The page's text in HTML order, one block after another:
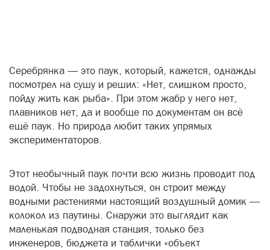
Серебрянка — это паук, который, кажется, однажды
посмотрел на сушу и решил: «Нет, слишком просто,
пойду жить как рыба». При этом жабр у него нет,
плавников нет, да и вообще по документам он всё
ещё паук. Но природа любит таких упрямых
экспериментаторов.
Этот необычный паук почти всю жизнь проводит под
водой. Чтобы не задохнуться, он строит между
водными растениями настоящий воздушный домик —
колокол из паутины. Снаружи это выглядит как
маленькая подводная станция, только без
инженеров, бюджета и таблички «объект